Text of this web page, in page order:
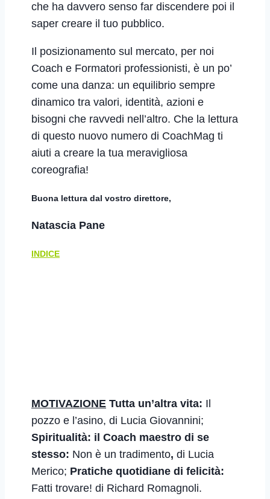
che ha davvero senso far discendere poi il
saper creare il tuo pubblico.
Il posizionamento sul mercato, per noi
Coach e Formatori professionisti, è un po’
come una danza: un equilibrio sempre
dinamico tra valori, identità, azioni e
bisogni che ravvedi nell’altro. Che la lettura
di questo nuovo numero di CoachMag ti
aiuti a creare la tua meravigliosa
coreografia!
Buona lettura dal vostro direttore,
Natascia Pane
INDICE
MOTIVAZIONE Tutta un’altra vita: Il
pozzo e l’asino, di Lucia Giovannini;
Spiritualità: il Coach maestro di se
stesso: Non è un tradimento, di Lucia
Merico; Pratiche quotidiane di felicità:
Fatti trovare! di Richard Romagnoli.